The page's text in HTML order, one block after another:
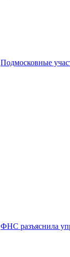
Подмосковные
ФНС разъяснила